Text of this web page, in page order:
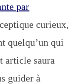
par
curieux,
quelqu’un qui
article saura
guider à